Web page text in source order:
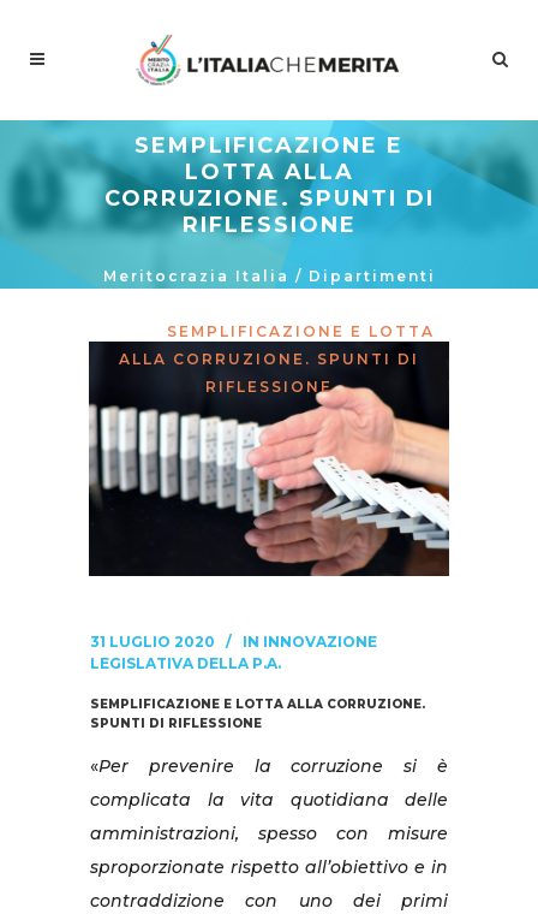
SEMPLIFICAZIONE E
LOTTA ALLA
CORRUZIONE. SPUNTI DI
RIFLESSIONE
Meritocrazia Italia / Dipartimenti
SEMPLIFICAZIONE E LOTTA
ALLA CORRUZIONE. SPUNTI DI
RIFLESSIONE
31 LUGLIO 2020 IN INNOVAZIONE
LEGISLATIVA DELLA P.A.
SEMPLIFICAZIONE E LOTTA ALLA CORRUZIONE.
SPUNTI DI RIFLESSIONE
«Per prevenire la corruzione si è
complicata la vita quotidiana delle
amministrazioni, spesso con misure
sproporzionate rispetto all’obiettivo e in
contraddizione con uno dei primi